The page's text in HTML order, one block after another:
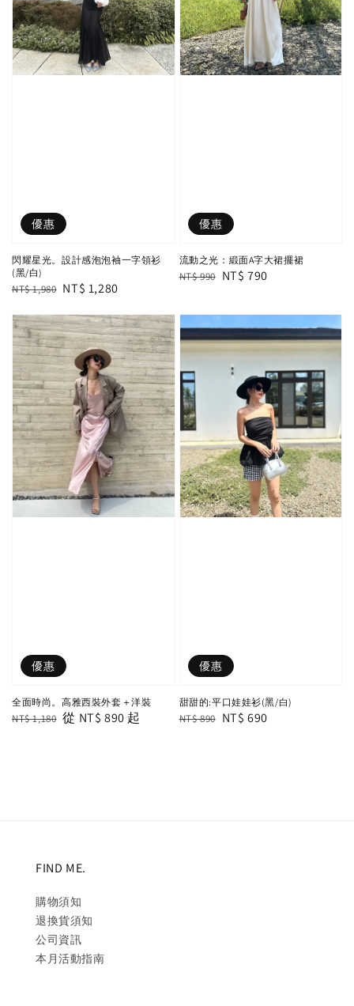
優惠
閃耀星光。設計感泡泡袖一字領衫
(黑/白)
Regular
NT$ 1,980 Sale
NT$ 1,280
優惠
流動之光：緞面A字大裙擺裙
Regular
NT$ 990 Sale
NT$ 790
優惠
全面時尚。高雅西裝外套＋洋裝
Regular
NT$ 1,180 Sale
從 NT$ 890 起
優惠
甜甜的:平口娃娃衫(黑/白)
Regular
NT$ 890 Sale
NT$ 690
FIND ME.
購物須知
退換貨須知
公司資訊
本月活動指南